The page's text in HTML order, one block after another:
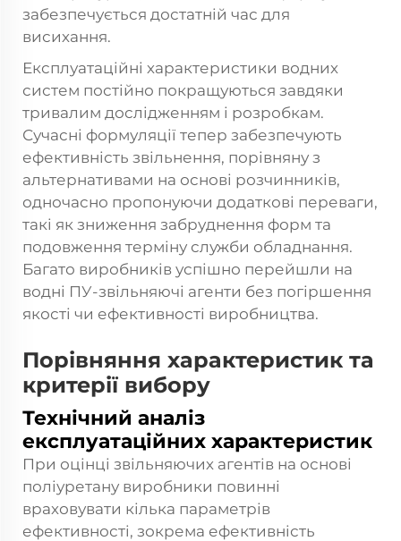
забезпечується достатній час для
висихання.
Експлуатаційні характеристики водних
систем постійно покращуються завдяки
тривалим дослідженням і розробкам.
Сучасні формуляції тепер забезпечують
ефективність звільнення, порівняну з
альтернативами на основі розчинників,
одночасно пропонуючи додаткові переваги,
такі як зниження забруднення форм та
подовження терміну служби обладнання.
Багато виробників успішно перейшли на
водні ПУ-звільняючі агенти без погіршення
якості чи ефективності виробництва.
Порівняння характеристик та
критерії вибору
Технічний аналіз
експлуатаційних характеристик
При оцінці звільняючих агентів на основі
поліуретану виробники повинні
враховувати кілька параметрів
ефективності, зокрема ефективність